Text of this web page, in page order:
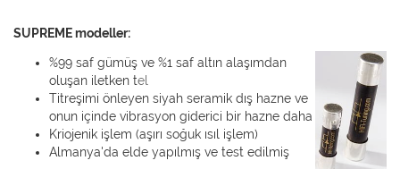
SUPREME modeller:
%99 saf gümüş ve %1 saf altın alaşımdan
oluşan iletken tel
Titreşimi önleyen siyah seramik dış hazne ve
onun içinde vibrasyon giderici bir hazne daha
Kriojenik işlem (aşırı soğuk ısıl işlem)
Almanya'da elde yapılmış ve test edilmiş